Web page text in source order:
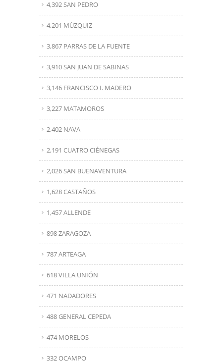
4,392 SAN PEDRO
4,201 MÚZQUIZ
3,867 PARRAS DE LA FUENTE
3,910 SAN JUAN DE SABINAS
3,146 FRANCISCO I. MADERO
3,227 MATAMOROS
2,402 NAVA
2,191 CUATRO CIÉNEGAS
2,026 SAN BUENAVENTURA
1,628 CASTAÑOS
1,457 ALLENDE
898 ZARAGOZA
787 ARTEAGA
618 VILLA UNIÓN
471 NADADORES
488 GENERAL CEPEDA
474 MORELOS
332 OCAMPO